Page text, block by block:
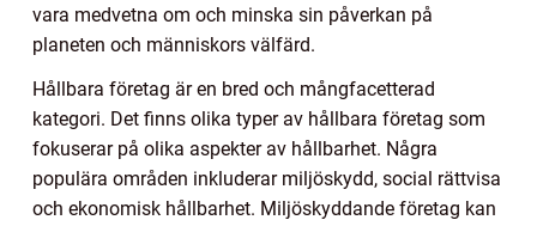
vara medvetna om och minska sin påverkan på
planeten och människors välfärd.
Hållbara företag är en bred och mångfacetterad
kategori. Det finns olika typer av hållbara företag som
fokuserar på olika aspekter av hållbarhet. Några
populära områden inkluderar miljöskydd, social rättvisa
och ekonomisk hållbarhet. Miljöskyddande företag kan